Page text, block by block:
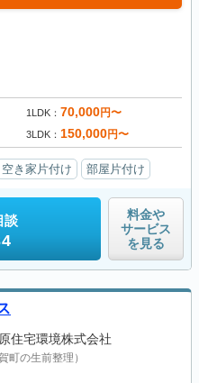
1LDK 70,000円〜
3LDK 150,000円〜
空き家片付け 部屋片付け
談
料金や
サービス
を見る
住宅環境株式会社
町の生前整理）